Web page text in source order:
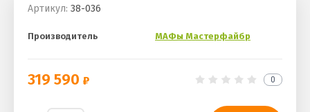
Артикул: 38-036
Производитель МАФы Мастерфайбр
319 590 0